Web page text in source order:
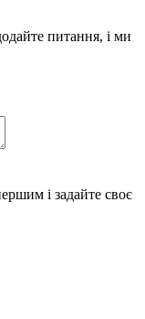
питання, і ми
і задайте своє